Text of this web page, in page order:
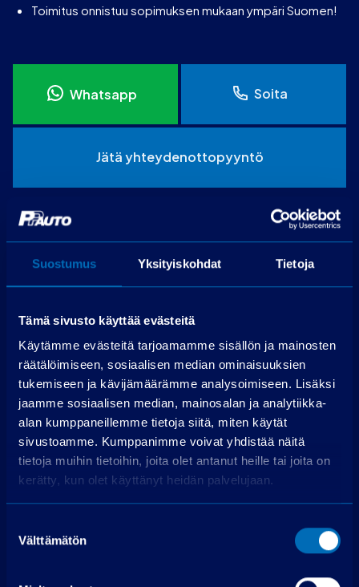
Suostumus Yksityiskohdat Tietoja
Tämä sivusto käyttää evästeitä
Käytämme evästeitä tarjoamamme sisällön ja mainosten
räätälöimiseen, sosiaalisen median ominaisuuksien
tukemiseen ja kävijämäärämme analysoimiseen. Lisäksi
jaamme sosiaalisen median, mainosalan ja analytiikka-
alan kumppaneillemme tietoja siitä, miten käytät
sivustoamme. Kumppanimme voivat yhdistää näitä
tietoja muihin tietoihin, joita olet antanut heille tai joita on
kerätty, kun olet käyttänyt heidän palvelujaan.
valinta
Välttämätön
Toimitus onnistuu sopimuksen mukaan ympäri Suomen!
Whatsapp Soita
Jätä yhteydenottopyyntö
PP-auto Raisio
Allastie 1, 21200 Raisio
Puh.075 3040 5310
Laske rahoitus
Käsiraha (€):
Suurempi viimeinen erä (€):
Rahoitusaika (kk):
Laske rahoitus
Perustamismaksu